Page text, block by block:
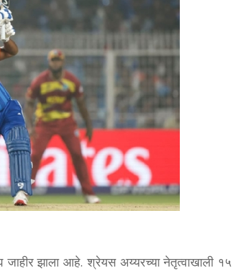
जाहीर झाला आहे. श्रेयस अय्यरच्या नेतृत्वाखाली १५